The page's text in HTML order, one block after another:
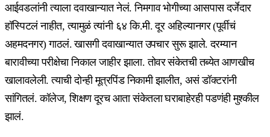
आईवडलांनी त्याला दवाखान्यात नेलं. निमगाव भोगीच्या आसपास दर्जेदार
हॉस्पिटलं नाहीत, त्यामुळं त्यांनी ६४ कि.मी. दूर अहिल्यानगर (पूर्वीचं
अहमदनगर) गाठलं. खासगी दवाखान्यात उपचार सुरू झाले. दरम्यान
बारावीच्या परीक्षेचा निकाल जाहीर झाला. तोवर संकेतची तब्येत आणखीच
खालावलेली. त्याची दोन्ही मूत्रपिंड निकामी झालीत, असं डॉक्टरांनी
सांगितलं. कॉलेज, शिक्षण दूरच आता संकेतला घराबाहेरही पडणंही मुश्कील
झालं.